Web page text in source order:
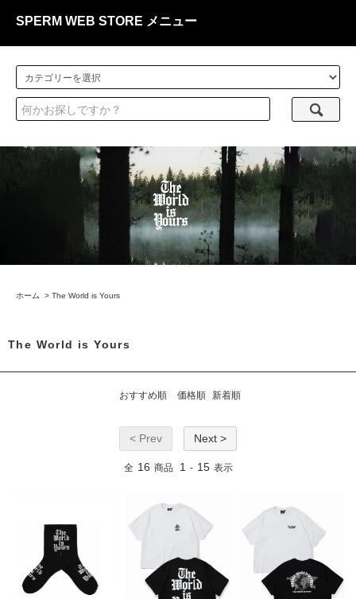
SPERM WEB STORE メニュー
ホーム > The World is Yours
The World is Yours
おすすめ順 価格順 新着順
< Prev Next >
全 16 商品 1 - 15 表示